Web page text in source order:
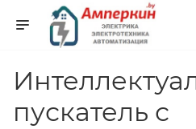
пускатель с